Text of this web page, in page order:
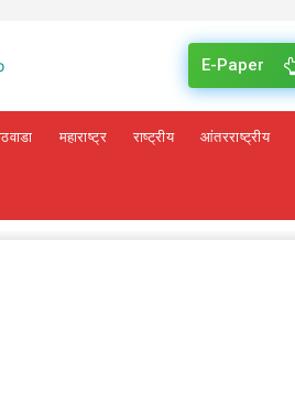
E-Paper
महाराष्ट्र राष्ट्रीय आंतरराष्ट्रीय